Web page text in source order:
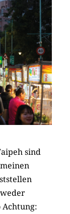
sind
Achtung: